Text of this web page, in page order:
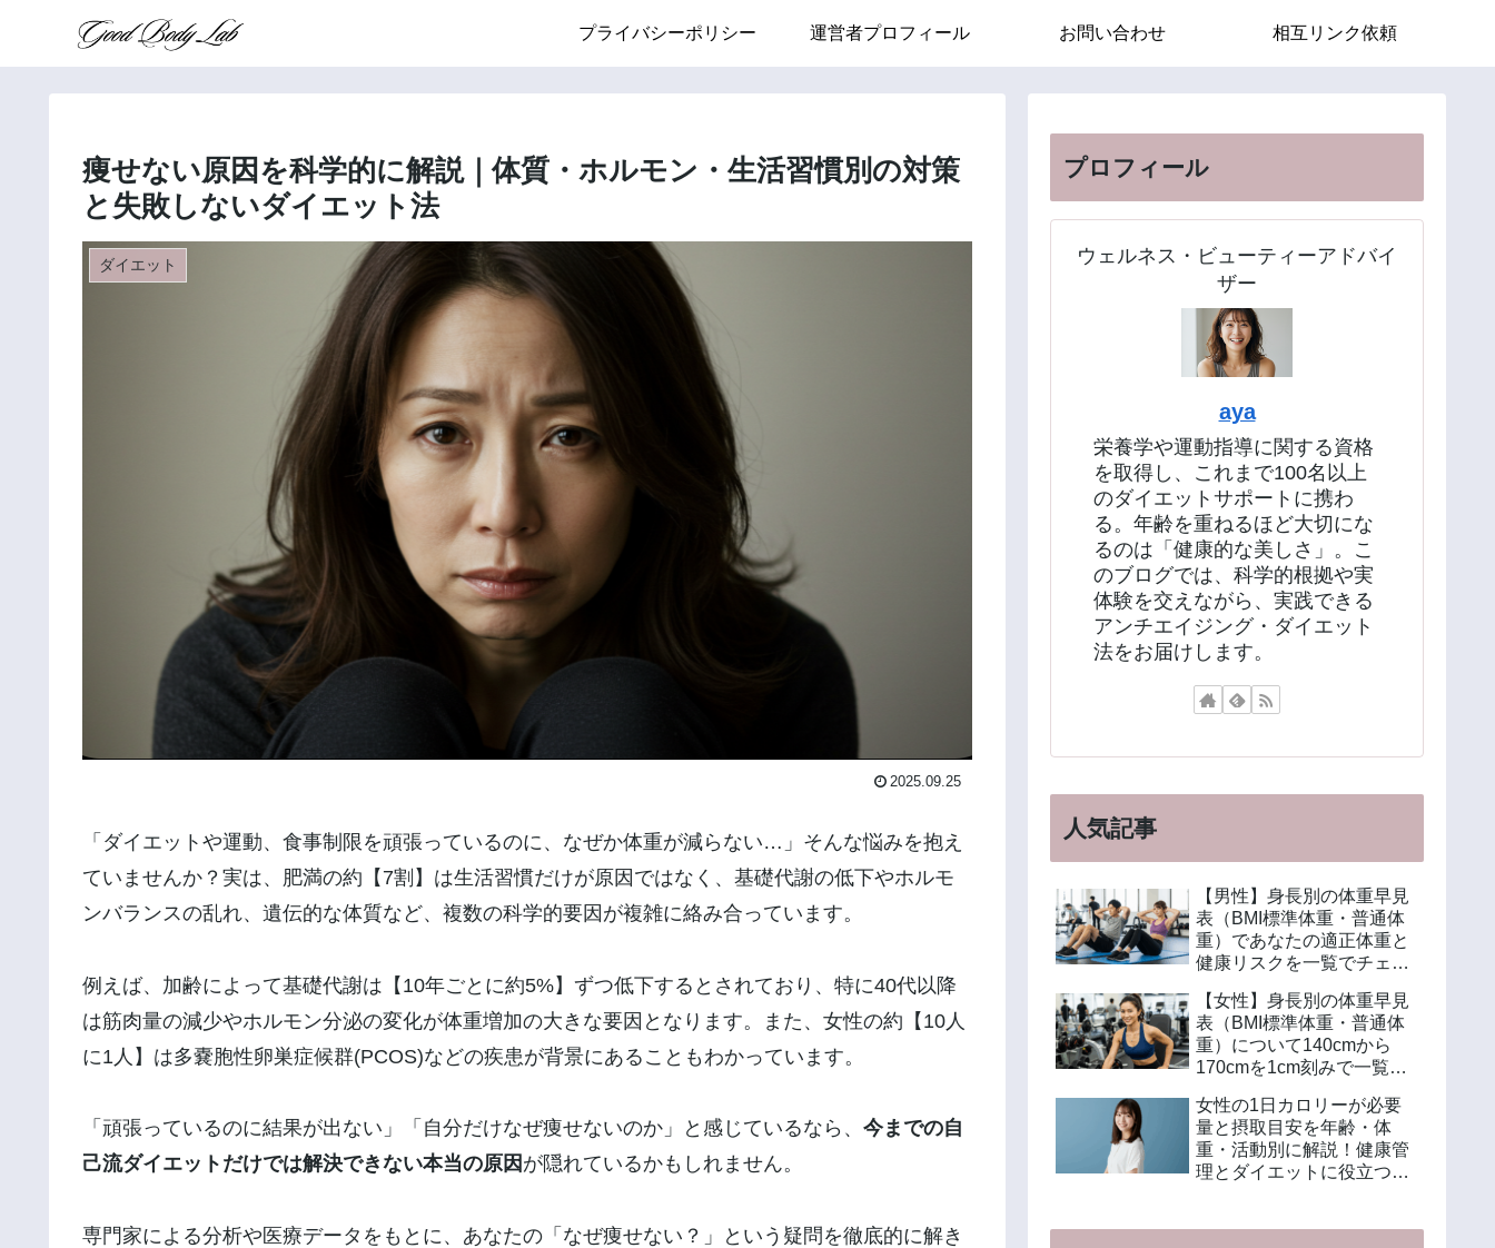
プライバシーポリシー 運営者プロフィール お問い合わせ 相互リンク依頼
痩せない原因を科学的に解説｜体質・ホルモン・生活習慣別の対策
と失敗しないダイエット法
ダイエット
2025.09.25
「ダイエットや運動、食事制限を頑張っているのに、なぜか体重が減らない…」そんな悩みを抱え
ていませんか？実は、肥満の約【7割】は生活習慣だけが原因ではなく、基礎代謝の低下やホルモ
ンバランスの乱れ、遺伝的な体質など、複数の科学的要因が複雑に絡み合っています。
例えば、加齢によって基礎代謝は【10年ごとに約5%】ずつ低下するとされており、特に40代以降
は筋肉量の減少やホルモン分泌の変化が体重増加の大きな要因となります。また、女性の約【10人
に1人】は多嚢胞性卵巣症候群(PCOS)などの疾患が背景にあることもわかっています。
「頑張っているのに結果が出ない」「自分だけなぜ痩せないのか」と感じているなら、 今までの自
己流ダイエットだけでは解決できない本当の原因 が隠れているかもしれません。
専門家による分析や医療データをもとに、あなたの「なぜ痩せない？」という疑問を徹底的に解き
プロフィール
ウェルネス・ビューティーアドバイ
ザー
aya
栄養学や運動指導に関する資格
を取得し、これまで100名以上
のダイエットサポートに携わ
る。年齢を重ねるほど大切にな
るのは「健康的な美しさ」。こ
のブログでは、科学的根拠や実
体験を交えながら、実践できる
アンチエイジング・ダイエット
法をお届けします。
人気記事
【男性】身長別の体重早見
表（BMI標準体重・普通体
重）であなたの適正体重と
健康リスクを一覧でチェッ
【女性】身長別の体重早見
表（BMI標準体重・普通体
重）について140cmから
170cmを1cm刻みで一覧解
算方法も紹介
女性の1日カロリーが必要
量と摂取目安を年齢・体
重・活動別に解説！健康管
理とダイエットに役立つ計